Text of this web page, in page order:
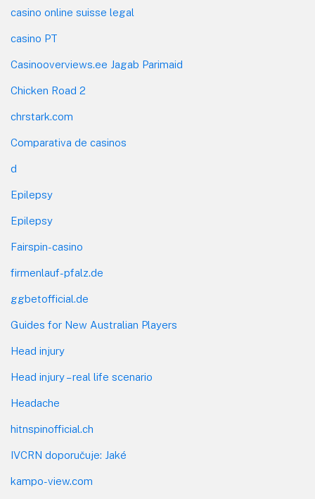
casino online suisse legal
casino PT
Casinooverviews.ee Jagab Parimaid
Chicken Road 2
chrstark.com
Comparativa de casinos
d
Epilepsy
Epilepsy
Fairspin-casino
firmenlauf-pfalz.de
ggbetofficial.de
Guides for New Australian Players
Head injury
Head injury – real life scenario
Headache
hitnspinofficial.ch
IVCRN doporučuje: Jaké
kampo-view.com